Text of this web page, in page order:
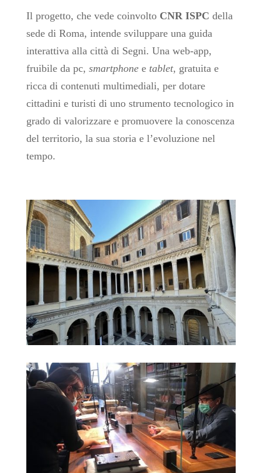
Il progetto, che vede coinvolto CNR ISPC della
sede di Roma, intende sviluppare una guida
interattiva alla città di Segni. Una web-app,
fruibile da pc, smartphonee tablet, gratuita e
ricca di contenuti multimediali, per dotare
cittadini e turisti di uno strumento tecnologico in
grado di valorizzare e promuovere la conoscenza
del territorio, la sua storia e l’evoluzione nel
tempo.